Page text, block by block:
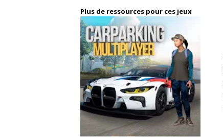
Plus de ressources pour ces jeux